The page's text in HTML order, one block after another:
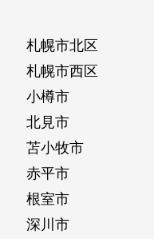
札幌市北区
札幌市西区
小樽市
北見市
苫小牧市
赤平市
根室市
深川市